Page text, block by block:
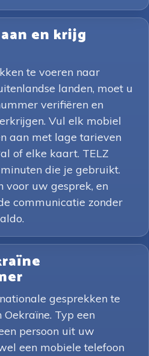
en krijg
te voeren naar
landen, moet u
verifiëren en
Vul elk mobiel
aan met lage tarieven
of elke kaart. TELZ
die je gebruikt.
voor uw gesprek, en
communicatie zonder
gesprekken te
Typ een
persoon uit uw
een mobiele telefoon